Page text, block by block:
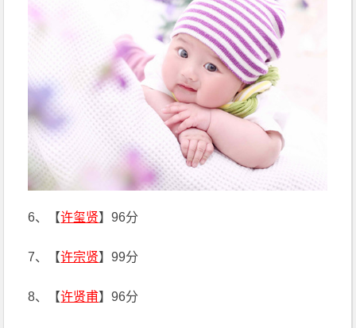
6、【许玺贤】96分
7、【许宗贤】99分
8、【许贤甫】96分